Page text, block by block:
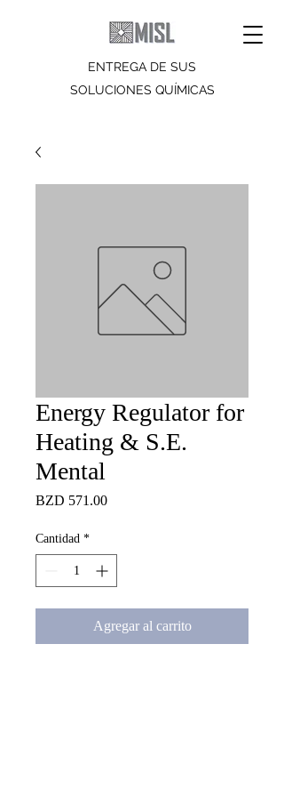
ENTREGA DE SUS
SOLUCIONES QUÍMICAS
Energy Regulator for
Heating & S.E.
Mental
BZD 571.00Precio
Cantidad *
Agregar al carrito